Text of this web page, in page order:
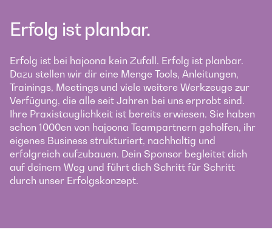
Erfolg ist planbar.
Erfolg ist bei hajoona kein Zufall. Erfolg ist planbar.
Dazu stellen wir dir eine Menge Tools, Anleitungen,
Trainings, Meetings und viele weitere Werkzeuge zur
Verfügung, die alle seit Jahren bei uns erprobt sind.
Ihre Praxistauglichkeit ist bereits erwiesen. Sie haben
schon 1000en von hajoona Teampartnern geholfen, ihr
eigenes Business strukturiert, nachhaltig und
erfolgreich aufzubauen. Dein Sponsor begleitet dich
auf deinem Weg und führt dich Schritt für Schritt
durch unser Erfolgskonzept.